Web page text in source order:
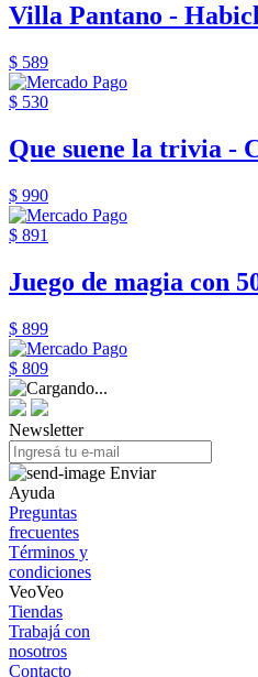
Villa Pantano -
$ 589
$ 530
Que suene la trivia -
$ 990
$ 891
Juego de magia con
$ 899
$ 809
Newsletter
Enviar
Ayuda
Preguntas
frecuentes
Términos y
condiciones
VeoVeo
Tiendas
Trabajá con
nosotros
Contacto